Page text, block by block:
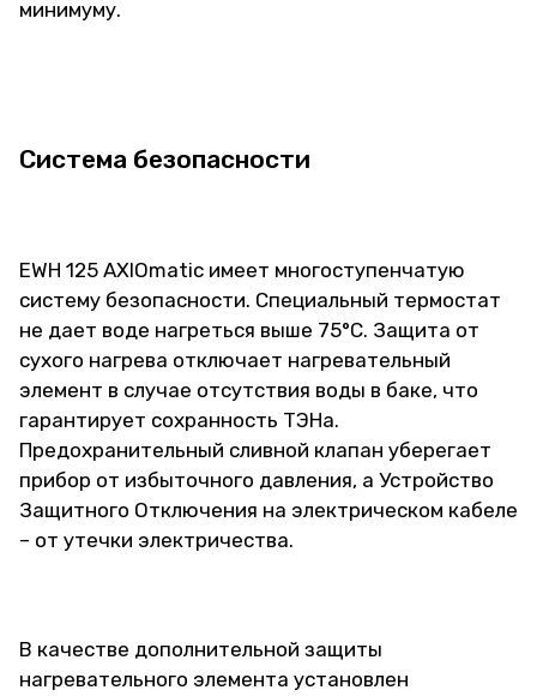
минимуму.
Система безопасности
EWH 125 AXIOmatic имеет многоступенчатую
систему безопасности. Специальный термостат
не дает воде нагреться выше 75°C. Защита от
сухого нагрева отключает нагревательный
элемент в случае отсутствия воды в баке, что
гарантирует сохранность ТЭНа.
Предохранительный сливной клапан уберегает
прибор от избыточного давления, а Устройство
Защитного Отключения на электрическом кабеле
– от утечки электричества.
В качестве дополнительной защиты
нагревательного элемента установлен